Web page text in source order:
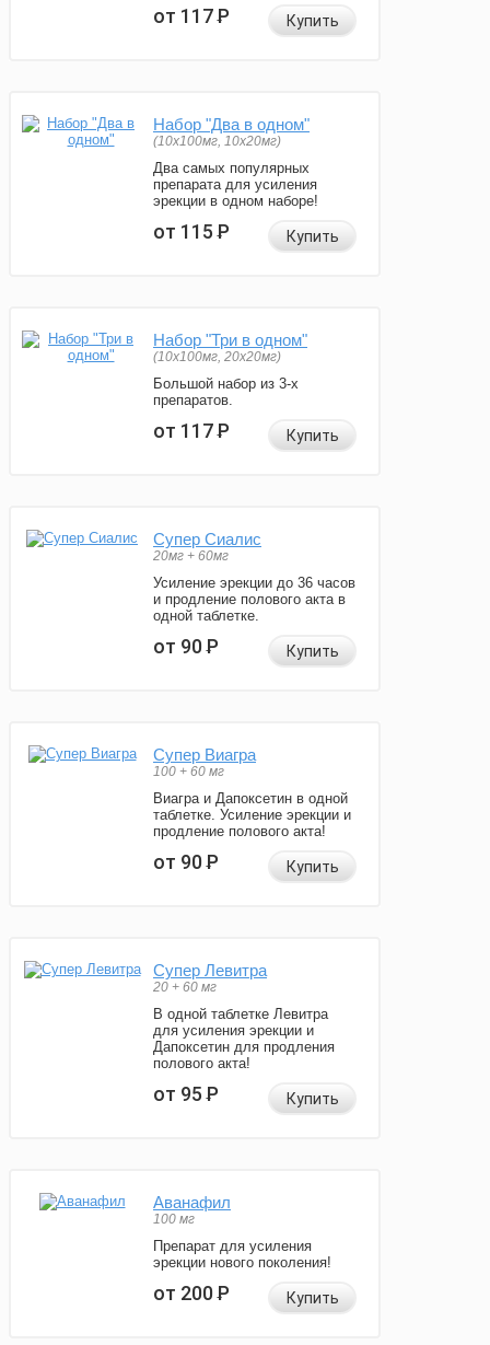
от 117Р Купить
Набор "Два в одном"
(10x100мг, 10x20мг)
Два самых популярных
препарата для усиления
эрекции в одном наборе!
от 115Р Купить
Набор "Три в одном"
(10x100мг, 20x20мг)
Большой набор из 3-х
препаратов.
от 117Р Купить
Супер Сиалис
20мг + 60мг
Усиление эрекции до 36 часов
и продление полового акта в
одной таблетке.
от 90Р Купить
Супер Виагра
100 + 60 мг
Виагра и Дапоксетин в одной
таблетке. Усиление эрекции и
продление полового акта!
от 90Р Купить
Супер Левитра
20 + 60 мг
В одной таблетке Левитра
для усиления эрекции и
Дапоксетин для продления
полового акта!
от 95Р Купить
Аванафил
100 мг
Препарат для усиления
эрекции нового поколения!
от 200Р Купить